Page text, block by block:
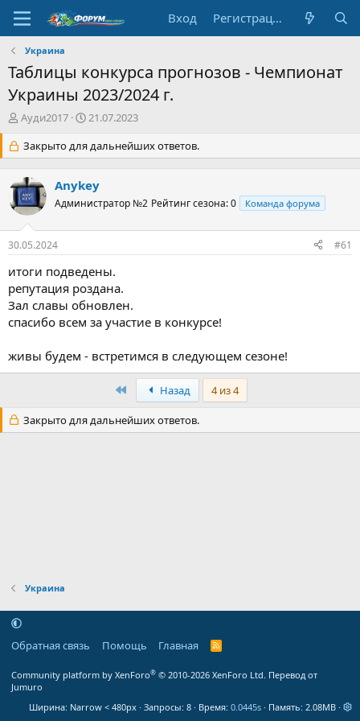
Вход Регистрация
Украина
Таблицы конкурса прогнозов - Чемпионат
Украины 2023/2024 г.
А
т
о
р
т
е
м
ы
Ауди2017
Д
т
а
а
ч
л
21.07.2023
Закрыто для дальнейших ответов.
Anykey
Администратор №2 Рейтинг сезона: 0 Команда форума
30.05.2024 #61
итоги подведены.
репутация роздана.
Зал славы обновлен.
спасибо всем за участие в конкурсе!
живы будем - встретимся в следующем сезоне!
ПервыйНазад 4 из 4
Закрыто для дальнейших ответов.
Украина
Обратная связь Помощь Главная
R
Community platform by XenForo® © 2010-2026 XenForo Ltd. Перевод от
Jumuro
Ширина
Запросы 8 Время 0.0445s Память 2.08MB